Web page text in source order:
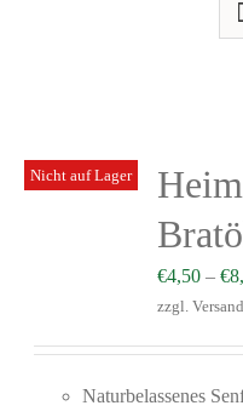
Nicht auf Lager
€4,50 –€
zzgl.Versand
Naturbelassenes